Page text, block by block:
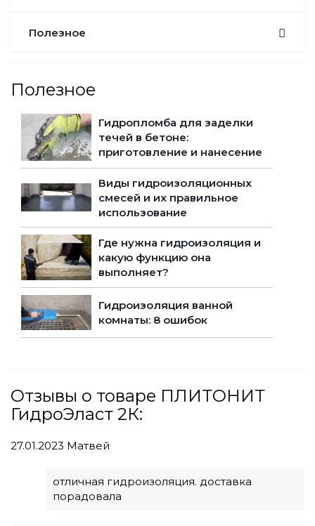
Полезное
Полезное
Гидропломба для заделки
течей в бетоне:
приготовление и нанесение
Виды гидроизоляционных
смесей и их правильное
использование
Где нужна гидроизоляция и
какую функцию она
выполняет?
Гидроизоляция ванной
комнаты: 8 ошибок
Отзывы о товаре ПЛИТОНИТ
ГидроЭласт 2К:
27.01.2023 Матвей
отличная гидроизоляция. доставка
порадовала